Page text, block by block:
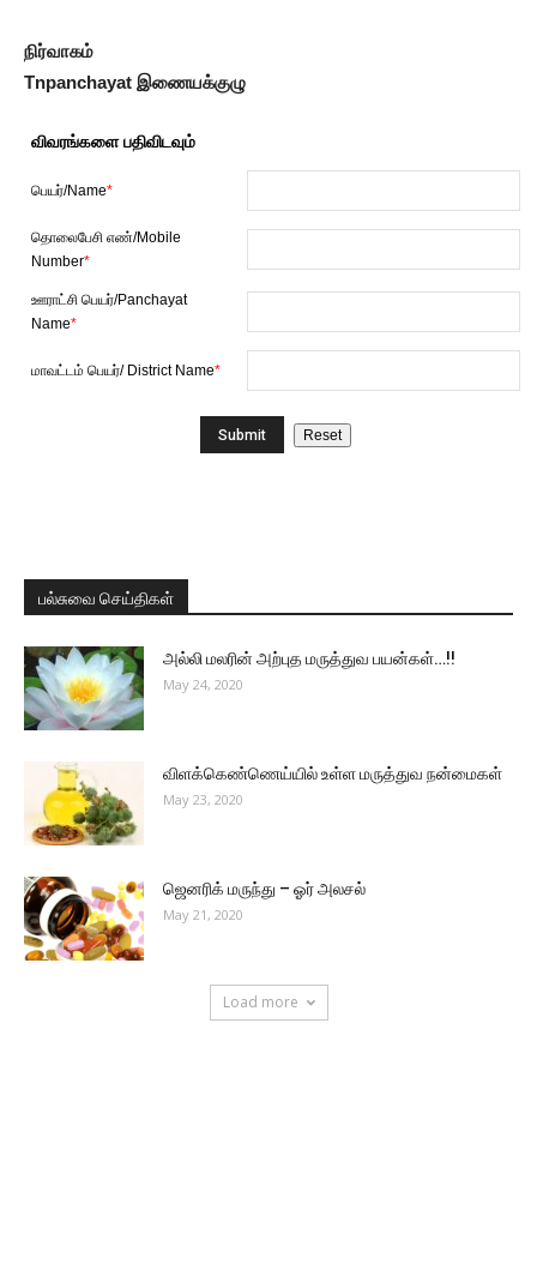
நிர்வாகம்
Tnpanchayat இணையக்குழு
விவரங்களை பதிவிடவும்
பெயர்/Name*
தொலைபேசி எண்/Mobile
Number*
ஊராட்சி பெயர்/Panchayat
Name*
மாவட்டம் பெயர்/ District Name*
பல்சுவை செய்திகள்
அல்லி மலரின் அற்புத மருத்துவ பயன்கள்…!!
May 24, 2020
விளக்கெண்ணெய்யில் உள்ள மருத்துவ நன்மைகள்
May 23, 2020
ஜெனரிக் மருந்து – ஓர் அலசல்
May 21, 2020
Load more